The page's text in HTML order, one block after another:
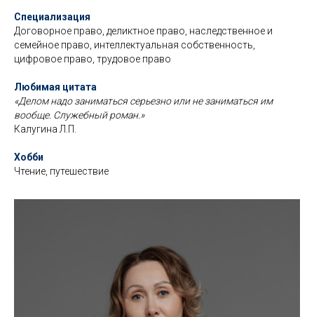
Специализация
Договорное право, деликтное право, наследственное и
семейное право, интеллектуальная собственность,
цифровое право, трудовое право
Любимая цитата
«Делом надо заниматься серьезно или не заниматься им
вообще. Служебный роман.»
Калугина Л.П.
Хобби
Чтение, путешествие